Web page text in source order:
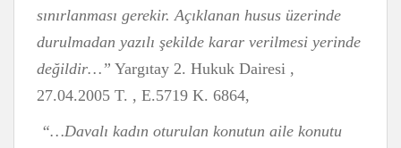
sınırlanması gerekir. Açıklanan husus üzerinde
durulmadan yazılı şekilde karar verilmesi yerinde
değildir…” Yargıtay 2. Hukuk Dairesi ,
27.04.2005 T. , E.5719 K. 6864,
“…Davalı kadın oturulan konutun aile konutu